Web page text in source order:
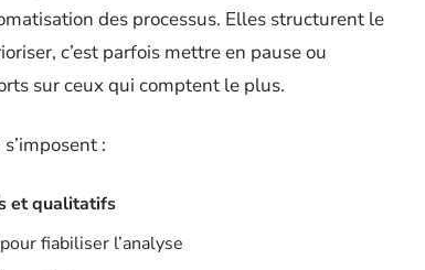
des processus. Elles structurent le
c’est parfois mettre en pause ou
sur ceux qui comptent le plus.
:
et qualitatifs
pour fiabiliser l’analyse